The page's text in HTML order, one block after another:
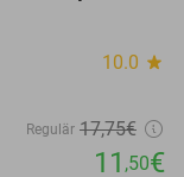
10.0 star
Regulär 17,75€
11 ,50€